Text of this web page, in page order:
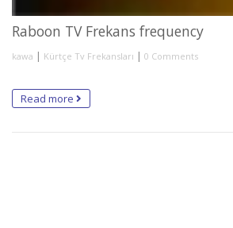
Raboon TV Frekans frequency
kawa | Kürtçe Tv Frekansları | 0 Comments
Read more